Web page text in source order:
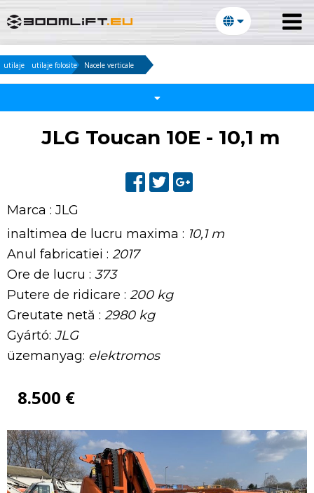
utilaje utilaje folosite Nacele verticale
JLG Toucan 10E - 10,1 m
Marca : JLG
inaltimea de lucru maxima : 10,1 m
Anul fabricatiei : 2017
Ore de lucru : 373
Putere de ridicare : 200 kg
Greutate netă : 2980 kg
Gyártó: JLG
üzemanyag: elektromos
8.500 €